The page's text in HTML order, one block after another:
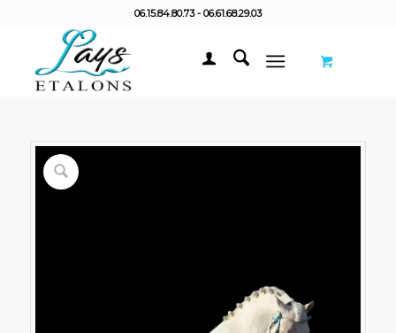
06.15.84.80.73 - 06.61.68.29.03